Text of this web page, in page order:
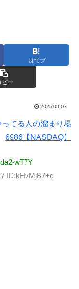
はてブ
ピー
2025.03.07
ってる人の溜まり場
6986【NASDAQ】
wT7Y
ID:kHvMjB7+d